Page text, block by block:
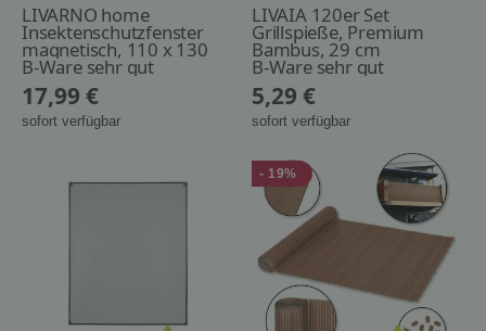
LIVARNO home
Insektenschutzfenster
magnetisch, 110 x 130
cm, weiß
B-Ware sehr gut
17,99 €
sofort verfügbar
LIVAIA 120er Set
Grillspieße, Premium
Bambus, 29 cm
B-Ware sehr gut
5,29 €
sofort verfügbar
- 19%